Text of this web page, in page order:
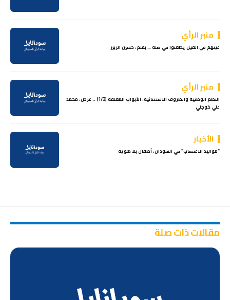
منبر الرأي
عينهم في الفيل يطعنوا في ضله … بقلم: حسين الزبير
منبر الرأي
النظم الوطنية والظروف الاستثنائية: الأبواب المغلقة (1/3) .. عرض: محمد
علي خوجلي
الأخبار
“​​مواليد الاغتصاب” في السودان: أطفال بلا هوية
مقالات ذات صلة